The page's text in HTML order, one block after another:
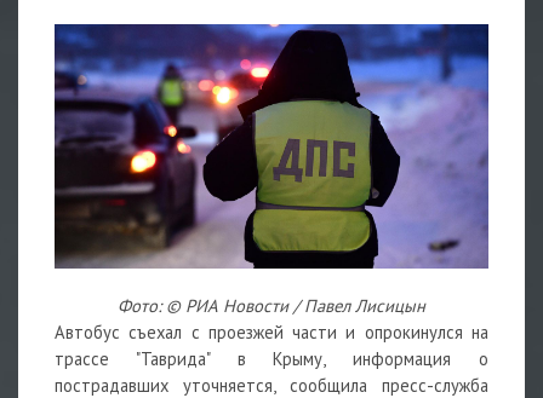
Фото: © РИА Новости / Павел Лисицын
Автобус съехал с проезжей части и опрокинулся на
трассе "Таврида" в Крыму, информация о
пострадавших уточняется, сообщила пресс-служба